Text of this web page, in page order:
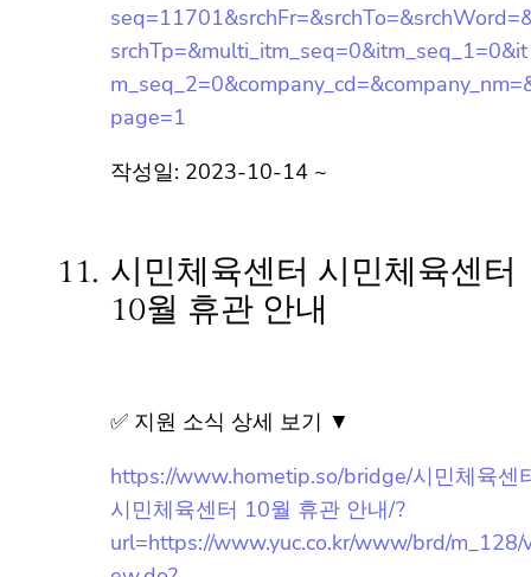
view.do?
seq=11701&srchFr=&srchTo=&srchWord=
&srchTp=&multi_itm_seq=0&itm_seq_1=0
&itm_seq_2=0&company_cd=&company_n
m=&page=1
시민체육센터 시민체육센터
✅ 지원 소식 상세 보기 ▼
https://www.hometip.so/bridge/시민체육센
터 시민체육센터 10월 휴관 안내/?